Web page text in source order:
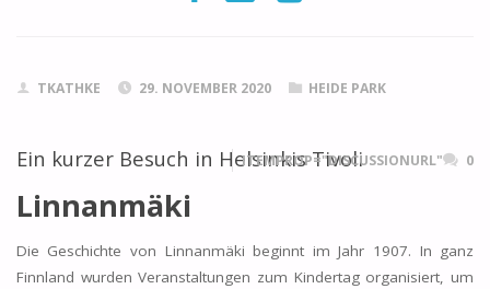
TKATHKE 29. NOVEMBER 2020 HEIDE PARK
Ein kurzer Besuch in Helsinkis Tivoli
ITEMPROP="DISCUSSIONURL" 0
Linnanmäki
Die Geschichte von Linnanmäki beginnt im Jahr 1907. In ganz
Finnland wurden Veranstaltungen zum Kindertag organisiert, um